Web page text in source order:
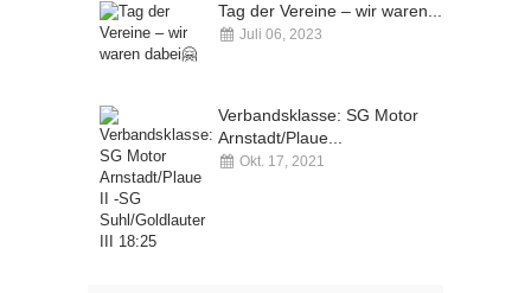
Tag der Vereine – wir waren...
Juli 06, 2023
Verbandsklasse: SG Motor
Arnstadt/Plaue...
Okt. 17, 2021